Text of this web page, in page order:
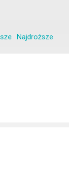
Najdroższe